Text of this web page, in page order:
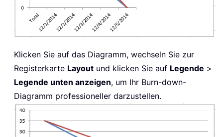
Klicken Sie auf das Diagramm, wechseln Sie zur
Registerkarte Layout und klicken Sie auf Legende >
Legende unten anzeigen, um Ihr Burn-down-
Diagramm professioneller darzustellen.